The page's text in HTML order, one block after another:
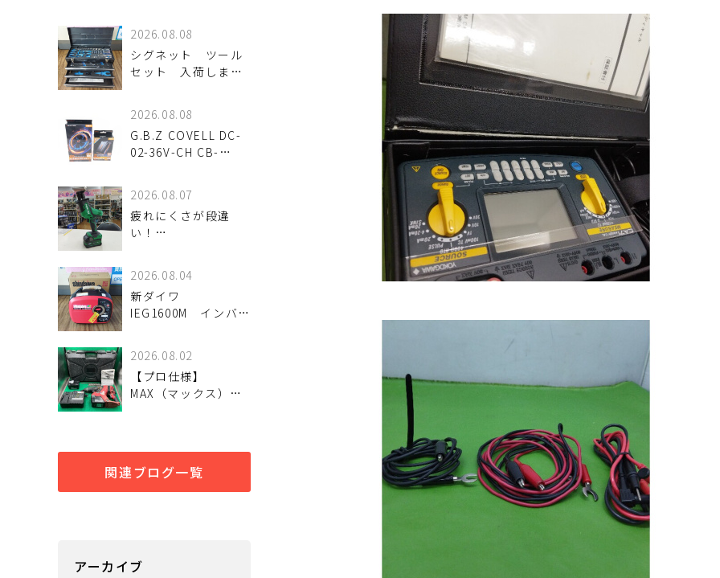
2026.08.08
シグネット ツール
セット 入荷しまし
2026.08.08
G.B.Z COVELL DC-
02-36V-CH CB-
テリーセット 2026年
モデル を入荷致しま
した。
2026.08.07
疲れにくさが段違
い！
アップ！
2026.08.04
新ダイワ
IEG1600M インバー
2026.08.02
【プロ仕様】
MAX（マックス）
フなスタミナを検証
魅力と状態を詳しく
関連ブログ一覧
アーカイブ